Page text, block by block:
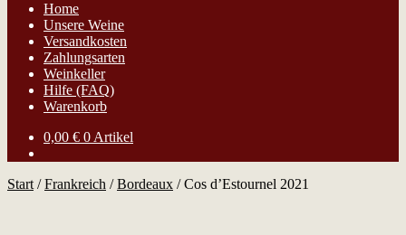
Home
Unsere Weine
Versandkosten
Zahlungsarten
Weinkeller
Hilfe (FAQ)
Warenkorb
0,00 € 0 Artikel
Start /Frankreich /Bordeaux /Cos d’Estournel 2021